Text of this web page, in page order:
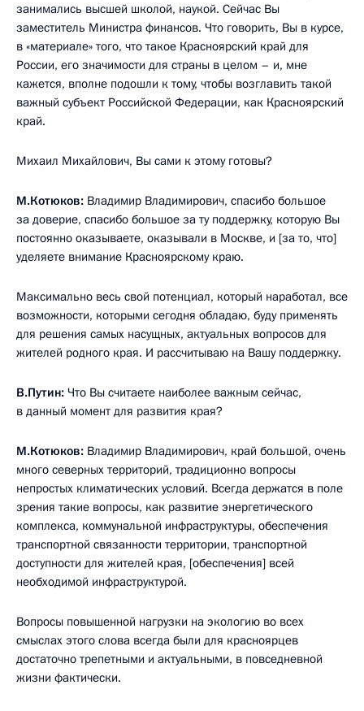
занимались высшей школой, наукой. Сейчас Вы
заместитель Министра финансов. Что говорить, Вы в курсе,
в «материале» того, что такое Красноярский край для
России, его значимости для страны в целом – и, мне
кажется, вполне подошли к тому, чтобы возглавить такой
важный субъект Российской Федерации, как Красноярский
край.
Михаил Михайлович, Вы сами к этому готовы?
М.Котюков: Владимир Владимирович, спасибо большое
за доверие, спасибо большое за ту поддержку, которую Вы
постоянно оказываете, оказывали в Москве, и [за то, что]
уделяете внимание Красноярскому краю.
Максимально весь свой потенциал, который наработал, все
возможности, которыми сегодня обладаю, буду применять
для решения самых насущных, актуальных вопросов для
жителей родного края. И рассчитываю на Вашу поддержку.
В.Путин: Что Вы считаете наиболее важным сейчас,
в данный момент для развития края?
М.Котюков: Владимир Владимирович, край большой, очень
много северных территорий, традиционно вопросы
непростых климатических условий. Всегда держатся в поле
зрения такие вопросы, как развитие энергетического
комплекса, коммунальной инфраструктуры, обеспечения
транспортной связанности территории, транспортной
доступности для жителей края, [обеспечения] всей
необходимой инфраструктурой.
Вопросы повышенной нагрузки на экологию во всех
смыслах этого слова всегда были для красноярцев
достаточно трепетными и актуальными, в повседневной
жизни фактически.